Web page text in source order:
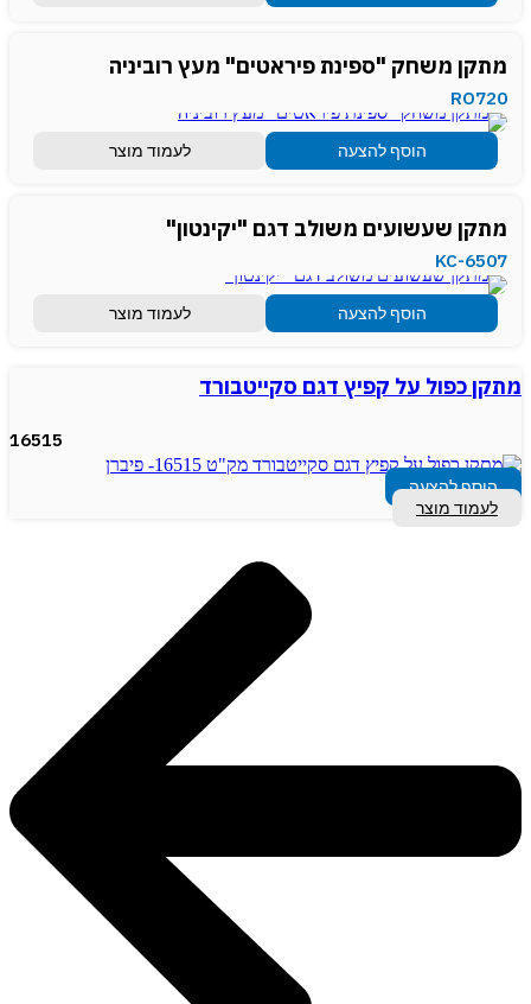
מתקן משחק "ספינת פיראטים" מעץ רוביניה
RO720
הוסף להצעה לעמוד מוצר
מתקן שעשועים משולב דגם "יקינטון"
KC-6507
הוסף להצעה לעמוד מוצר
מתקן כפול על קפיץ דגם סקייטבורד
16515
הוסף להצעה
לעמוד מוצר